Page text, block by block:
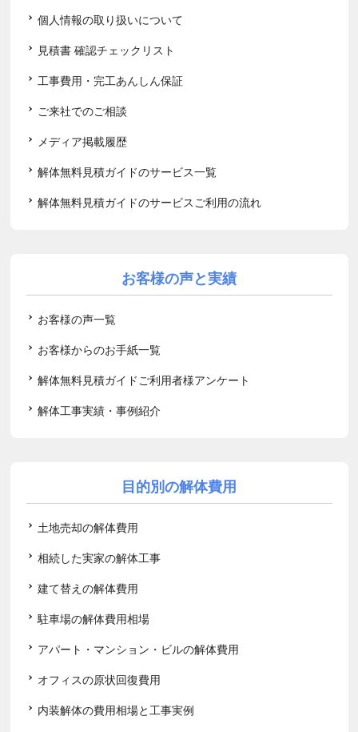
個人情報の取り扱いについて
見積書 確認チェックリスト
工事費用・完工あんしん保証
ご来社でのご相談
メディア掲載履歴
解体無料見積ガイドのサービス一覧
解体無料見積ガイドのサービスご利用の流れ
お客様の声と実績
お客様の声一覧
お客様からのお手紙一覧
解体無料見積ガイドご利用者様アンケート
解体工事実績・事例紹介
目的別の解体費用
土地売却の解体費用
相続した実家の解体工事
建て替えの解体費用
駐車場の解体費用相場
アパート・マンション・ビルの解体費用
オフィスの原状回復費用
内装解体の費用相場と工事実例